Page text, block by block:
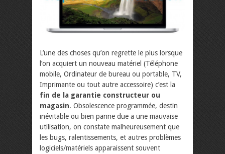
L’une des choses qu’on regrette le plus lorsque
l’on acquiert un nouveau matériel (Téléphone
mobile, Ordinateur de bureau ou portable, TV,
Imprimante ou tout autre accessoire) c’est la
fin de la garantie constructeur ou
magasin. Obsolescence programmée, destin
inévitable ou bien panne due a une mauvaise
utilisation, on constate malheureusement que
les bugs, ralentissements, et autres problèmes
logiciels/matériels apparaissent souvent